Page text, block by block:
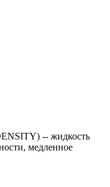
-- жидкость
медленное